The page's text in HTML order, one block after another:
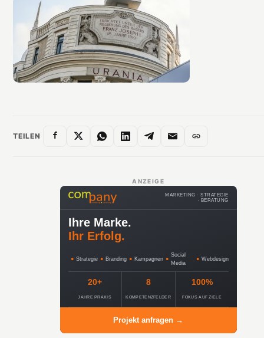
TEILEN
ANZEIGE
MARKETING · STRATEGIE
· BERATUNG
Ihre Marke.
Ihr Erfolg.
● Strategie ● Branding ● Kampagnen ●
Social
Media
● Webdesign
20+
JAHRE PRAXIS
8
KOMPETENZFELDER
100%
FOKUS AUF ZIELE
Projekt anfragen →